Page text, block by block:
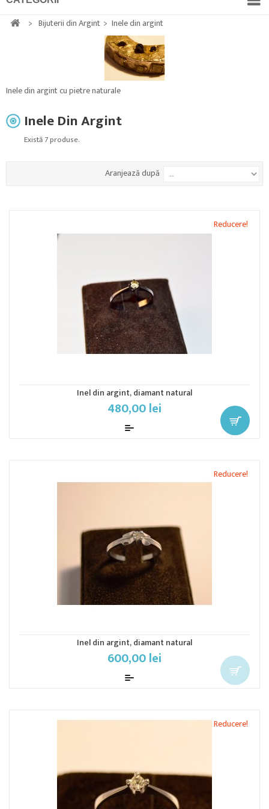
> Bijuterii din Argint > Inele din argint
Inele din argint cu pietre naturale
Inele Din Argint
Există 7 produse.
Aranjează după
Reducere!
Inel din argint, diamant natural
480,00 lei
Reducere!
Inel din argint, diamant natural
600,00 lei
Reducere!